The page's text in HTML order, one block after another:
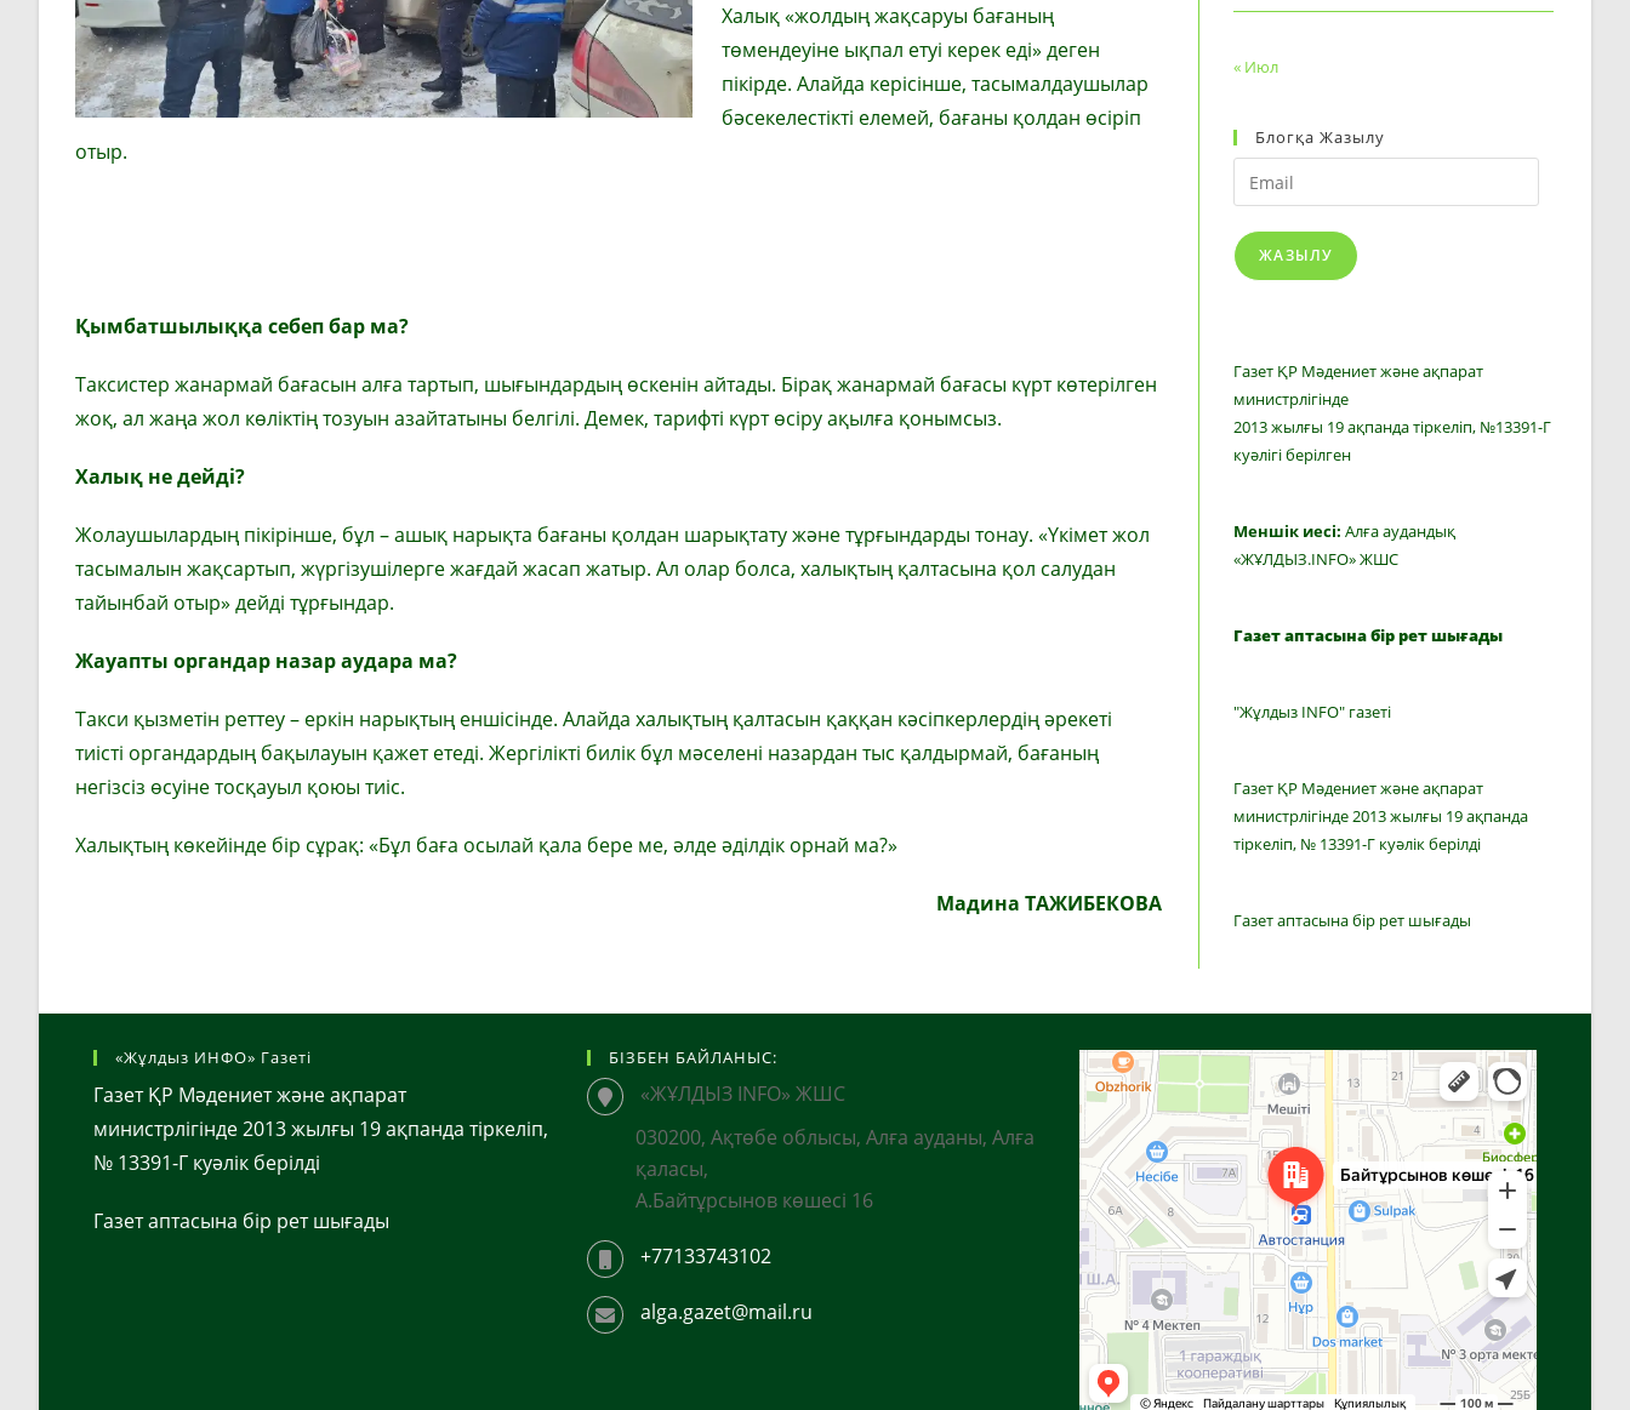
Халық «жолдың жақсаруы бағаның
төмендеуіне ықпал етуі керек еді» деген
пікірде. Алайда керісінше, тасымалдаушылар
бәсекелестікті елемей, бағаны қолдан өсіріп
отыр.
Қымбатшылыққа себеп бар ма?
Таксистер жанармай бағасын алға тартып, шығындардың өскенін айтады. Бірақ жанармай бағасы күрт көтерілген
жоқ, ал жаңа жол көліктің тозуын азайтатыны белгілі. Демек, тарифті күрт өсіру ақылға қонымсыз.
Халық не дейді?
Жолаушылардың пікірінше, бұл – ашық нарықта бағаны қолдан шарықтату және тұрғындарды тонау. «Үкімет жол
тасымалын жақсартып, жүргізушілерге жағдай жасап жатыр. Ал олар болса, халықтың қалтасына қол салудан
тайынбай отыр» дейді тұрғындар.
Жауапты органдар назар аудара ма?
Такси қызметін реттеу – еркін нарықтың еншісінде. Алайда халықтың қалтасын қаққан кәсіпкерлердің әрекеті
тиісті органдардың бақылауын қажет етеді. Жергілікті билік бұл мәселені назардан тыс қалдырмай, бағаның
негізсіз өсуіне тосқауыл қоюы тиіс.
Халықтың көкейінде бір сұрақ: «Бұл баға осылай қала бере ме, әлде әділдік орнай ма?»
Мадина ТАЖИБЕКОВА
« Июл
Блогқа Жазылу
Email
ЖАЗЫЛУ
Газет ҚР Мәдениет және ақпарат
министрлігінде
2013 жылғы 19 ақпанда тіркеліп, №13391-Г
куәлігі берілген
Меншік иесі: Алға аудандық
«ЖҰЛДЫЗ.INFO» ЖШС
Газет аптасына бір рет шығады
"Жұлдыз INFO" газеті
Газет ҚР Мәдениет және ақпарат
министрлігінде 2013 жылғы 19 ақпанда
тіркеліп, № 13391-Г куәлік берілді
Газет аптасына бір рет шығады
«Жұлдыз ИНФО» Газеті
Газет ҚР Мәдениет және ақпарат
министрлігінде 2013 жылғы 19 ақпанда тіркеліп,
№ 13391-Г куәлік берілді
Газет аптасына бір рет шығады
БІЗБЕН БАЙЛАНЫС:
«ЖҰЛДЫЗ INFO» ЖШС
030200, Ақтөбе облысы, Алға ауданы, Алға
қаласы,
А.Байтұрсынов көшесі 16
+77133743102
alga.gazet@mail.ru
Алға
Яндекс Карталар — көлік, навигация, орындарды іздеу